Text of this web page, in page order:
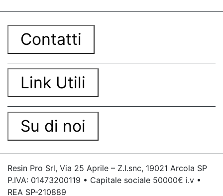
Contatti
Link Utili
Su di noi
Resin Pro Srl, Via 25 Aprile – Z.I.snc, 19021 Arcola SP
P.IVA: 01473200119 • Capitale sociale 50000€ i.v •
REA SP-210889